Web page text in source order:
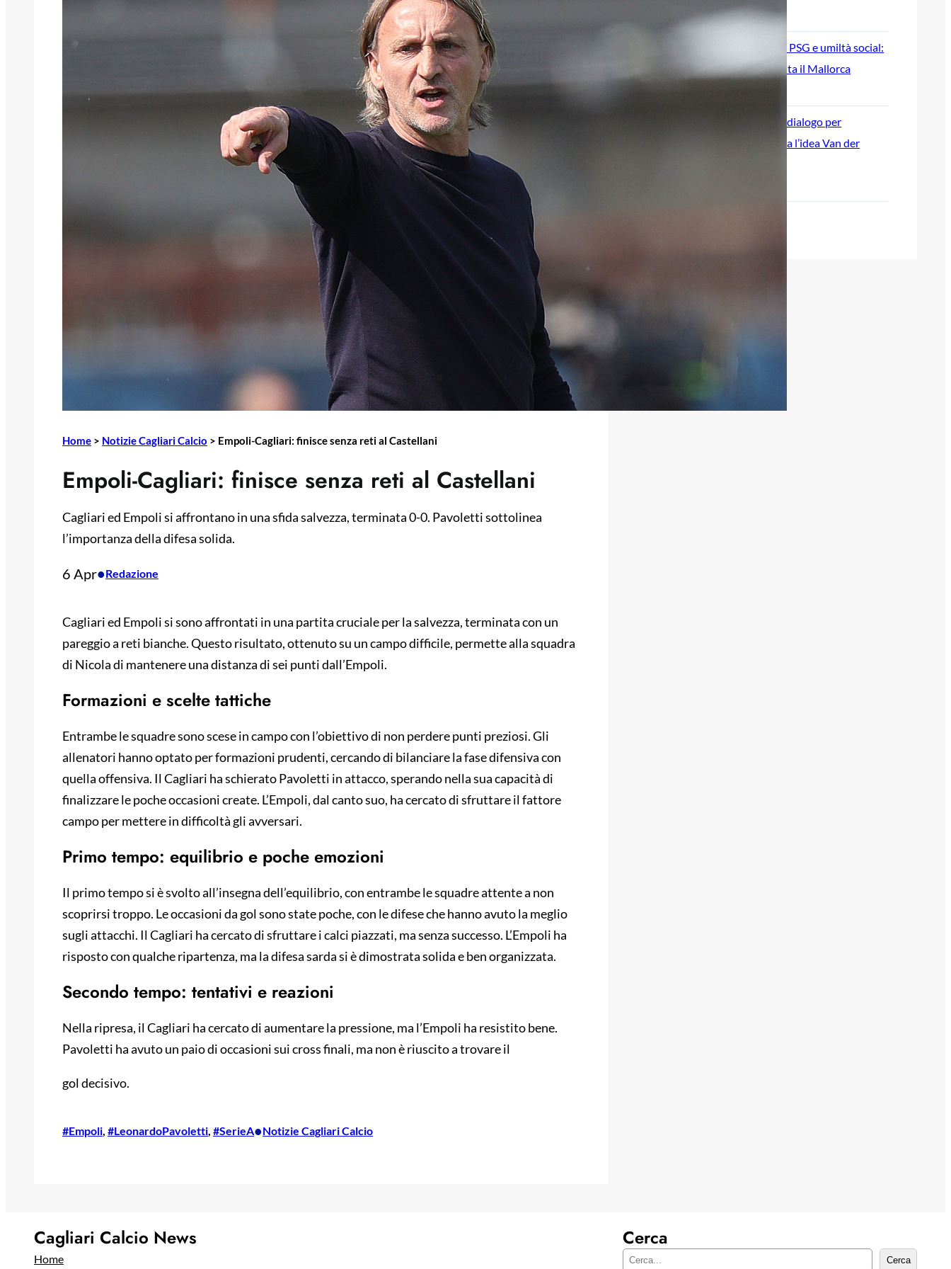
Home > Notizie Cagliari Calcio > Empoli-Cagliari: finisce senza reti al Castellani
Empoli-Cagliari: finisce senza reti al Castellani
Cagliari ed Empoli si affrontano in una sfida salvezza, terminata 0-0. Pavoletti sottolinea
l’importanza della difesa solida.
6 Apr•Redazione
Cagliari ed Empoli si sono affrontati in una partita cruciale per la salvezza, terminata con un
pareggio a reti bianche. Questo risultato, ottenuto su un campo difficile, permette alla squadra
di Nicola di mantenere una distanza di sei punti dall’Empoli.
Formazioni e scelte tattiche
Entrambe le squadre sono scese in campo con l’obiettivo di non perdere punti preziosi. Gli
allenatori hanno optato per formazioni prudenti, cercando di bilanciare la fase difensiva con
quella offensiva. Il Cagliari ha schierato Pavoletti in attacco, sperando nella sua capacità di
finalizzare le poche occasioni create. L’Empoli, dal canto suo, ha cercato di sfruttare il fattore
campo per mettere in difficoltà gli avversari.
Primo tempo: equilibrio e poche emozioni
Il primo tempo si è svolto all’insegna dell’equilibrio, con entrambe le squadre attente a non
scoprirsi troppo. Le occasioni da gol sono state poche, con le difese che hanno avuto la meglio
sugli attacchi. Il Cagliari ha cercato di sfruttare i calci piazzati, ma senza successo. L’Empoli ha
risposto con qualche ripartenza, ma la difesa sarda si è dimostrata solida e ben organizzata.
Secondo tempo: tentativi e reazioni
Nella ripresa, il Cagliari ha cercato di aumentare la pressione, ma l’Empoli ha resistito bene.
Pavoletti ha avuto un paio di occasioni sui cross finali, ma non è riuscito a trovare il
gol decisivo.
#Empoli, #LeonardoPavoletti, #SerieA•Notizie Cagliari Calcio
7 Agosto 2026
Luvumbo, gol al PSG e umiltà social:
l’ex Cagliari esalta il Mallorca
Cagliari-Como, dialogo per
Esposito: spunta l’idea Van der
Cagliari Calcio News
Home
Cerca
C Cerca